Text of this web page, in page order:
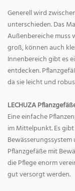
Generell wird
unterschieden. Das
Außenbereiche muss
groß, können auch
Innenbereich gibt es
entdecken.
da sie leicht und
LECHUZA
Eine einfache
im Mittelpunkt. Es
Pflanzgefäße mit
die Pflege enorm
gut versorgt werden.